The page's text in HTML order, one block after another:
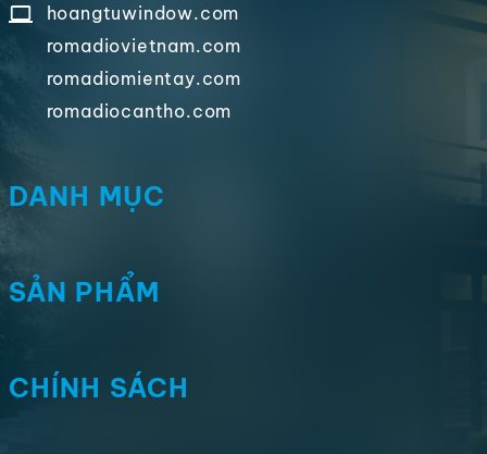
hoangtuwindow.com
romadiovietnam.com
romadiomientay.com
romadiocantho.com
DANH MỤC
SẢN PHẨM
CHÍNH SÁCH